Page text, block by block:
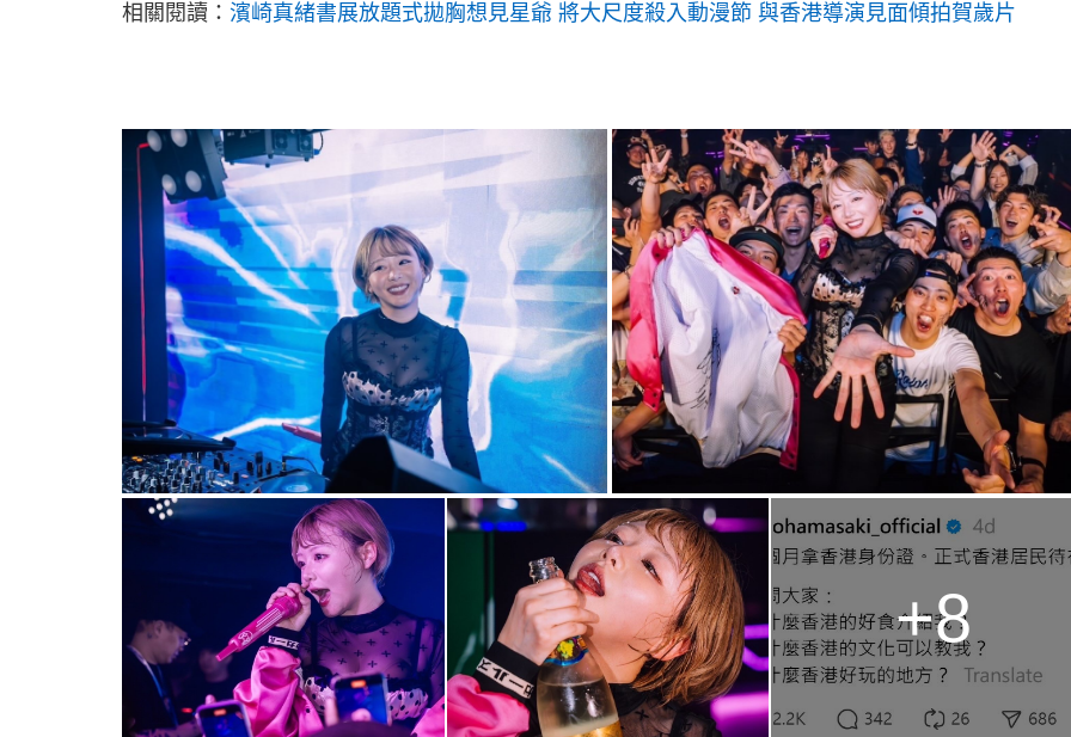
相關閱讀： 濱崎真緒書展放題式拋胸想見星爺 將大尺度殺入動漫節 與香港導演見面傾拍賀歲片
+8